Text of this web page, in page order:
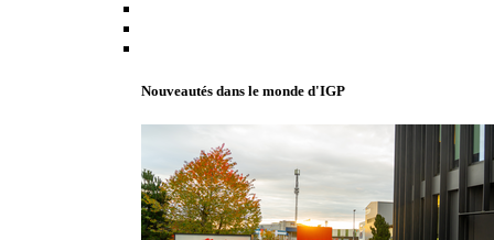
Nouveautés dans le monde d'IGP